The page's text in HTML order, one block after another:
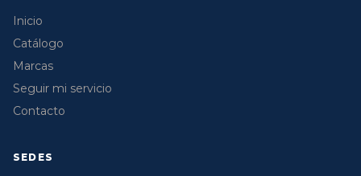
Inicio
Catálogo
Marcas
Seguir mi servicio
Contacto
SEDES